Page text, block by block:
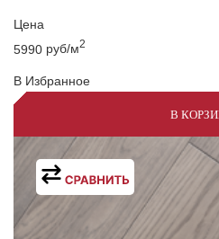
Цена
5990 руб/м2
В Избранное
В